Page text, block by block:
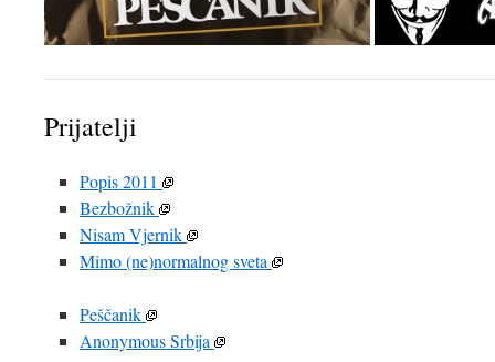
Prijatelji
Popis 2011
Bezbožnik
Nisam Vjernik
Mimo (ne)normalnog sveta
Peščanik
Anonymous Srbija